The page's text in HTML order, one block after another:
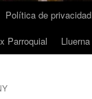
Política de privacidad
Parroquial Lluerna